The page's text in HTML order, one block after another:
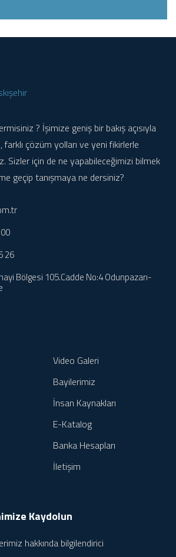
? İşimize geniş bir bakış açısıyla
farklı çözüm yolları ve yeni fikirlerle
Sizler için de ne yapabileceğimizi bilmek
geçip tanışmaya ne dersiniz?
26
Bölgesi 105.Cadde No:4 Odunpazarı-
Video Galeri
Bayilerimiz
İnsan Kaynakları
E-Katalog
Banka Hesapları
İletişim
Kaydolun
hakkında bilgilendirici